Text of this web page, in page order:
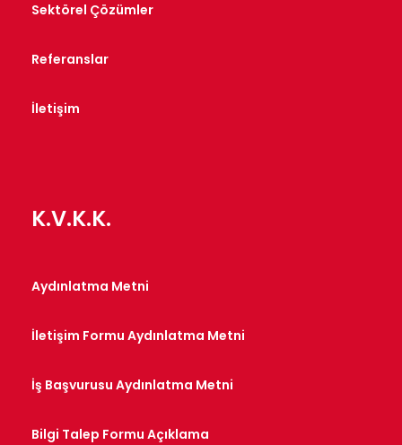
Sektörel Çözümler
Referanslar
İletişim
K.V.K.K.
Aydınlatma Metni
İletişim Formu Aydınlatma Metni
İş Başvurusu Aydınlatma Metni
Bilgi Talep Formu Açıklama